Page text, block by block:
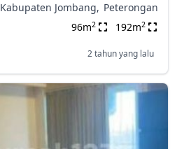
Kabupaten Jombang, Peterongan
96m2 192m2
2 tahun yang lalu